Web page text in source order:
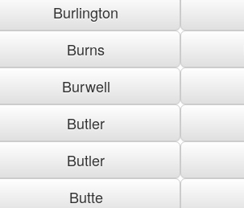
Burlington
Burns
Burwell
Butler
Butler
Butte